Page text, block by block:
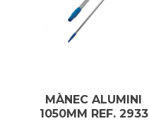
MÀNEC ALUMINI
1050MM REF. 2933